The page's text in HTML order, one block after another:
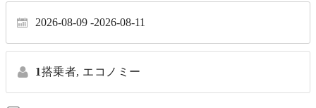
2026-08-09 2026-08-11
1搭乗者, エコノミー